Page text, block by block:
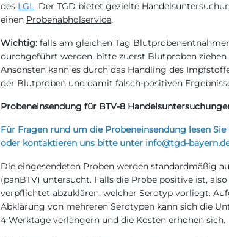
des LGL. Der TGD bietet gezielte
einen Probenabholservice.
Wichtig: falls am gleichen Tag
durchgeführt werden, bitte zuerst Blutproben
Ansonsten kann es durch das Handling des
der Blutproben und damit falsch-positiven
Probeneinsendung für BTV-8
Für Fragen rund um die Probeneinsendung lesen
oder kontaktieren uns bitte unter info@tgd-
Die eingesendeten Proben werden standardmäßig
(panBTV) untersucht. Falls die Probe positive ist,
verpflichtet abzuklären, welcher Serotyp vorliegt.
Abklärung von mehreren Serotypen kann sich die
4 Werktage verlängern und die Kosten erhöhen sich.